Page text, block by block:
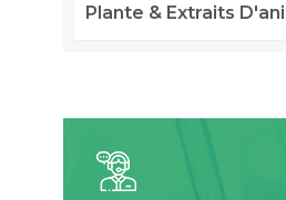
Plante & Extraits